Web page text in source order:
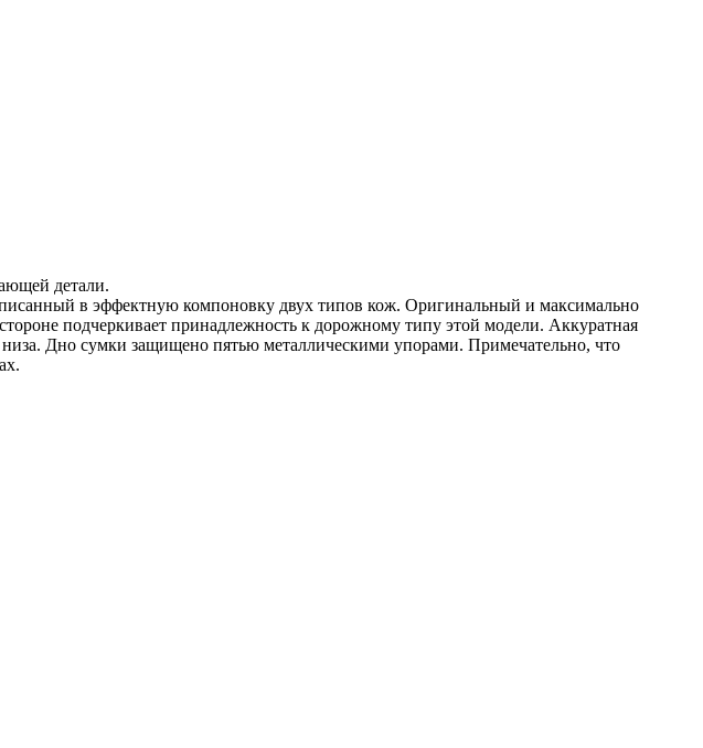
детали.
в эффектную компоновку двух типов кож. Оригинальный и максимально
подчеркивает принадлежность к дорожному типу этой модели. Аккуратная
Дно сумки защищено пятью металлическими упорами. Примечательно, что